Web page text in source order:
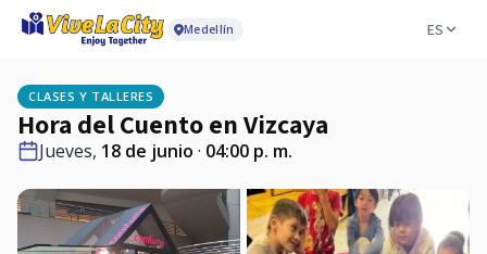
Medellín ES
CLASES Y TALLERES
Hora del Cuento en Vizcaya
Jueves, 18 de junio · 04:00 p. m.